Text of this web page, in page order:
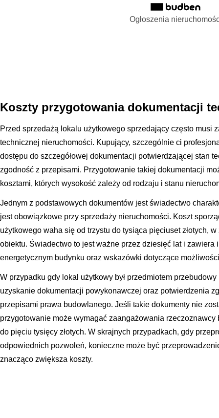
Ogłoszenia
Koszty przygotowania dokumentacji
Przed sprzedażą lokalu użytkowego sprzedający często musi
technicznej nieruchomości. Kupujący, szczególnie ci
dostępu do szczegółowej dokumentacji potwierdzającej stan
zgodność z przepisami. Przygotowanie takiej dokumentacji
kosztami, których wysokość zależy od rodzaju i stanu
Jednym z podstawowych dokumentów jest świadectwo
jest obowiązkowe przy sprzedaży nieruchomości. Koszt
użytkowego waha się od trzystu do tysiąca pięciuset złotych,
obiektu. Świadectwo to jest ważne przez dziesięć lat i zawiera
energetycznym budynku oraz wskazówki dotyczące
W przypadku gdy lokal użytkowy był przedmiotem
uzyskanie dokumentacji powykonawczej oraz potwierdzenia
przepisami prawa budowlanego. Jeśli takie dokumenty nie
przygotowanie może wymagać zaangażowania
do pięciu tysięcy złotych. W skrajnych przypadkach, gdy
odpowiednich pozwoleń, konieczne może być
znacząco zwiększa koszty.